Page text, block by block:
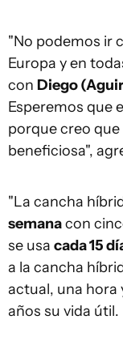
"No podemos ir
Europa y en
con Diego
Esperemos que
porque creo que
beneficiosa",
"La cancha
semanacon
se usa cada 15
a la cancha
actual, una hora
años su vida útil.